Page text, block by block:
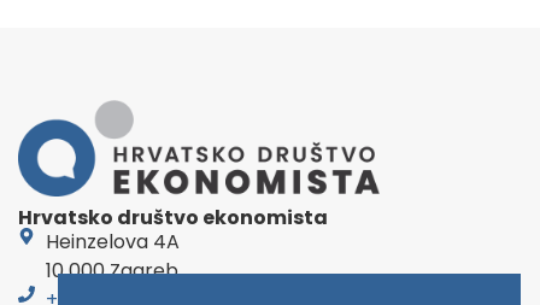
Hrvatsko društvo ekonomista
Heinzelova 4A
10 000 Zagreb